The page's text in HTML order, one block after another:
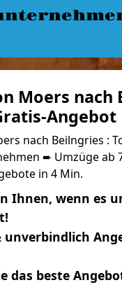
Moers nach
Angebot
nach Beilngries :
➨ Umzüge ab
in 4 Min.
Ihnen, wenn es
unverbindlich
das beste